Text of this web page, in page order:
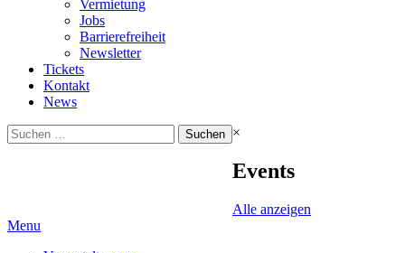
Vermietung
Jobs
Barrierefreiheit
Newsletter
Tickets
Kontakt
News
Suchen
nach:
×
Events
Alle anzeigen
Menu